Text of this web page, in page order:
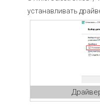
устанавливать